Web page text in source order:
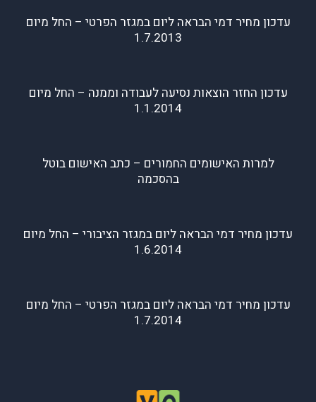
עדכון מחיר דמי הבראה ליום במגזר הפרטי – החל מיום
1.7.2013
עדכון החזר הוצאות נסיעה לעבודה וממנה – החל מיום
1.1.2014
למרות האישומים החמורים – כתב האישום בוטל
בהסכמה
עדכון מחיר דמי הבראה ליום במגזר הציבורי – החל מיום
1.6.2014
עדכון מחיר דמי הבראה ליום במגזר הפרטי – החל מיום
1.7.2014